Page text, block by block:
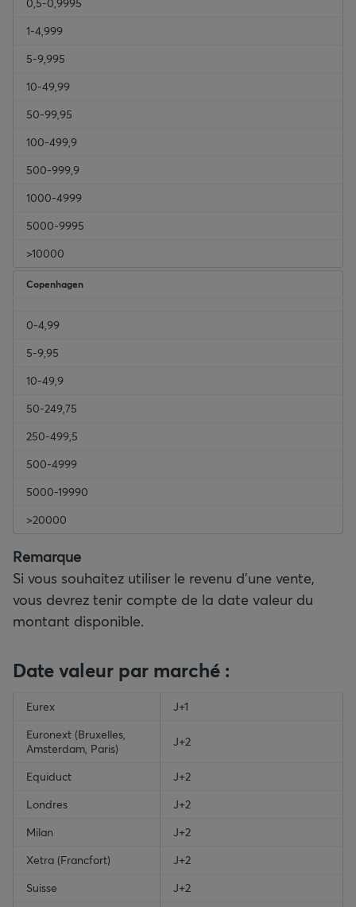
1-4,999
5-9,995
10-49,99
50-99,95
100-499,9
500-999,9
1000-4999
5000-9995
>10000
Copenhagen
0-4,99
5-9,95
10-49,9
50-249,75
250-499,5
500-4999
5000-19990
>20000
Remarque
Si vous souhaitez utiliser le revenu d'une vente,
vous devrez tenir compte de la date valeur du
montant disponible.
Date valeur par marché :
empty-header empty-header
Eurex
J+1
Euronext (Bruxelles,
Amsterdam, Paris)
J+2
Equiduct
J+2
Londres
J+2
Milan
J+2
Xetra (Francfort)
J+2
Suisse
J+2